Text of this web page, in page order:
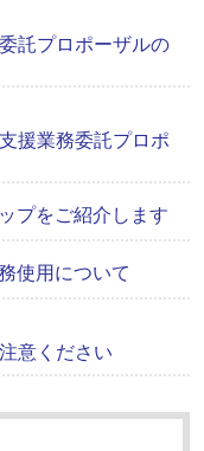
託プロポーザルの
援業務委託プロポ
プをご紹介します
使用について
意ください